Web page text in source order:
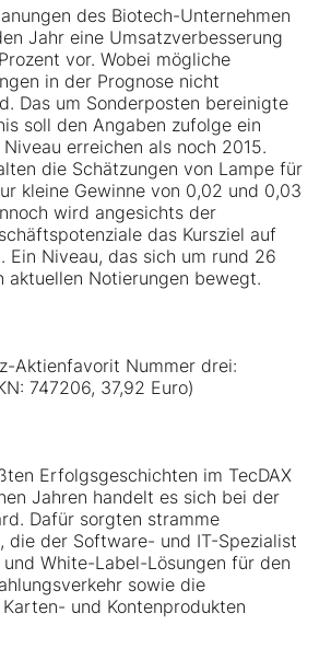
des Biotech-Unternehmen
Jahr eine Umsatzverbesserung
vor. Wobei mögliche
in der Prognose nicht
Das um Sonderposten bereinigte
soll den Angaben zufolge ein
erreichen als noch 2015.
die Schätzungen von Lampe für
kleine Gewinne von 0,02 und 0,03
wird angesichts der
das Kursziel auf
Ein Niveau, das sich um rund 26
aktuellen Notierungen bewegt.
Aktienfavorit Nummer drei:
747206, 37,92 Euro)
Erfolgsgeschichten im TecDAX
Jahren handelt es sich bei der
Dafür sorgten stramme
die der Software- und IT-Spezialist
White-Label-Lösungen für den
sowie die
und Kontenprodukten